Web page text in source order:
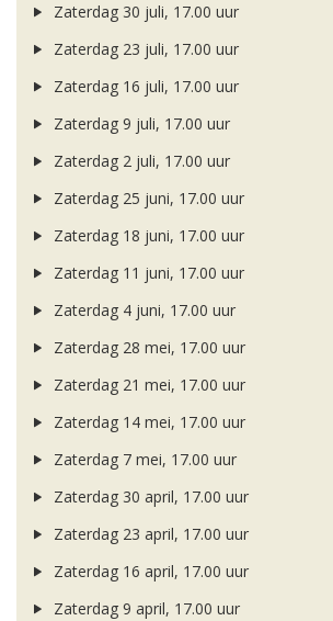
Zaterdag 30 juli, 17.00 uur
Zaterdag 23 juli, 17.00 uur
Zaterdag 16 juli, 17.00 uur
Zaterdag 9 juli, 17.00 uur
Zaterdag 2 juli, 17.00 uur
Zaterdag 25 juni, 17.00 uur
Zaterdag 18 juni, 17.00 uur
Zaterdag 11 juni, 17.00 uur
Zaterdag 4 juni, 17.00 uur
Zaterdag 28 mei, 17.00 uur
Zaterdag 21 mei, 17.00 uur
Zaterdag 14 mei, 17.00 uur
Zaterdag 7 mei, 17.00 uur
Zaterdag 30 april, 17.00 uur
Zaterdag 23 april, 17.00 uur
Zaterdag 16 april, 17.00 uur
Zaterdag 9 april, 17.00 uur